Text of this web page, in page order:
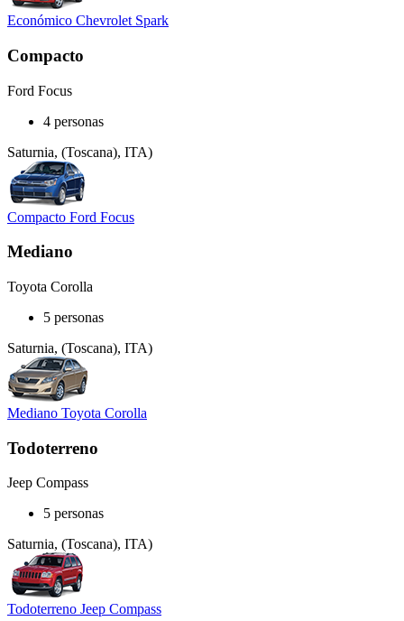
Económico Chevrolet Spark
Compacto
Ford Focus
4 personas
Saturnia, (Toscana), ITA)
Compacto Ford Focus
Mediano
Toyota Corolla
5 personas
Saturnia, (Toscana), ITA)
Mediano Toyota Corolla
Todoterreno
Jeep Compass
5 personas
Saturnia, (Toscana), ITA)
Todoterreno Jeep Compass